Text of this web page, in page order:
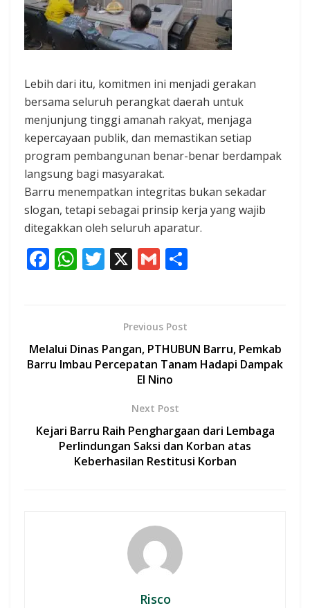
Lebih dari itu, komitmen ini menjadi gerakan
bersama seluruh perangkat daerah untuk
menjunjung tinggi amanah rakyat, menjaga
kepercayaan publik, dan memastikan setiap
program pembangunan benar-benar berdampak
langsung bagi masyarakat.
Barru menempatkan integritas bukan sekadar
slogan, tetapi sebagai prinsip kerja yang wajib
ditegakkan oleh seluruh aparatur.
F
o
o
W
A
p
T
er
X G
l
Previous Post
Melalui Dinas Pangan, PTHUBUN Barru, Pemkab
Barru Imbau Percepatan Tanam Hadapi Dampak
El Nino
Next Post
Kejari Barru Raih Penghargaan dari Lembaga
Perlindungan Saksi dan Korban atas
Keberhasilan Restitusi Korban
Risco